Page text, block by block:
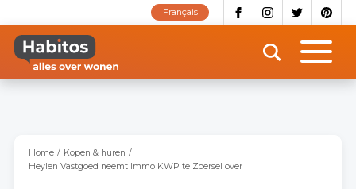
naar
inhoud
gaan
Français
Home
Kopen & huren
Heylen Vastgoed neemt Immo KWP te Zoersel over